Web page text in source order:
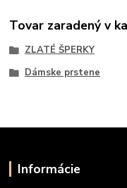
Tovar zaradený v
ZLATÉ ŠPERKY
Dámske prstene
Informácie